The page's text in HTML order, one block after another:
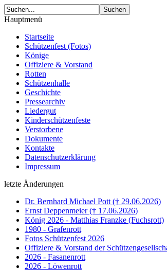
Hauptmenü
Startseite
Schützenfest (Fotos)
Könige
Offiziere & Vorstand
Rotten
Schützenhalle
Geschichte
Pressearchiv
Liedergut
Kinderschützenfeste
Verstorbene
Dokumente
Kontakte
Datenschutzerklärung
Impressum
letzte Änderungen
Dr. Bernhard Michael Pott († 29.06.2026)
Ernst Deppenmeier († 17.06.2026)
König 2026 - Matthias Franzke (Fuchsrott)
1980 - Grafenrott
Fotos Schützenfest 2026
Offiziere & Vorstand der
2026 - Fasanenrott
2026 - Löwenrott